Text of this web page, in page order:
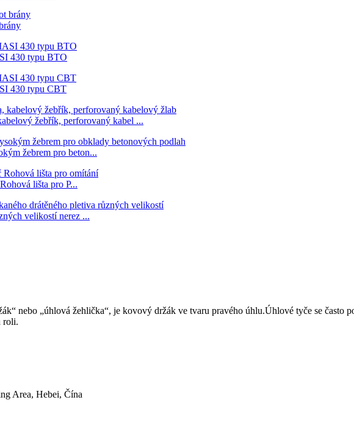
430 typu BTO
430 typu CBT
žebřík, perforovaný kabel ...
žebrem pro beton...
lišta pro P...
velikostí nerez ...
nebo „úhlová žehlička“, je kovový držák ve tvaru pravého úhlu.Úhlové tyče se často
roli.
Area, Hebei, Čína